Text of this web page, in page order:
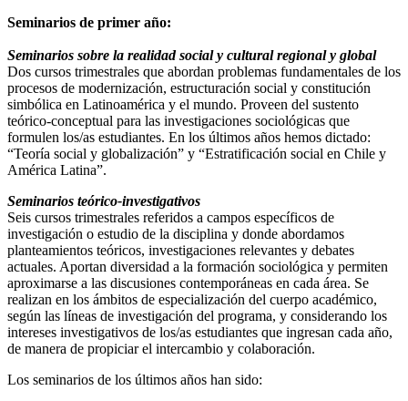
Seminarios de primer año:
Seminarios sobre la realidad social y cultural regional y global
Dos cursos trimestrales que abordan problemas fundamentales de los
procesos de modernización, estructuración social y constitución
simbólica en Latinoamérica y el mundo. Proveen del sustento
teórico-conceptual para las investigaciones sociológicas que
formulen los/as estudiantes. En los últimos años hemos dictado:
“Teoría social y globalización” y “Estratificación social en Chile y
América Latina”.
Seminarios teórico-investigativos
Seis cursos trimestrales referidos a campos específicos de
investigación o estudio de la disciplina y donde abordamos
planteamientos teóricos, investigaciones relevantes y debates
actuales. Aportan diversidad a la formación sociológica y permiten
aproximarse a las discusiones contemporáneas en cada área. Se
realizan en los ámbitos de especialización del cuerpo académico,
según las líneas de investigación del programa, y considerando los
intereses investigativos de los/as estudiantes que ingresan cada año,
de manera de propiciar el intercambio y colaboración.
Los seminarios de los últimos años han sido: